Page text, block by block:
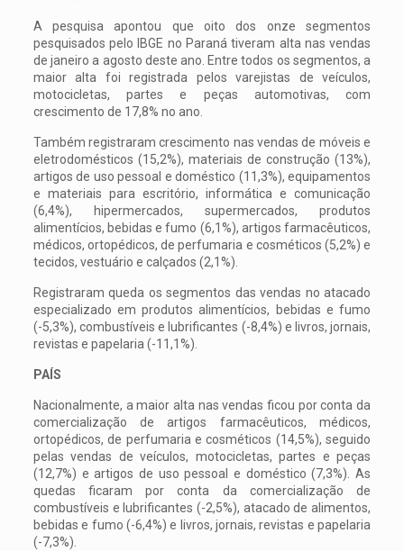
A pesquisa apontou que oito dos onze segmentos
pesquisados pelo IBGE no Paraná tiveram alta nas vendas
de janeiro a agosto deste ano. Entre todos os segmentos, a
maior alta foi registrada pelos varejistas de veículos,
motocicletas, partes e peças automotivas, com
crescimento de 17,8% no ano.
Também registraram crescimento nas vendas de móveis e
eletrodomésticos (15,2%), materiais de construção (13%),
artigos de uso pessoal e doméstico (11,3%), equipamentos
e materiais para escritório, informática e comunicação
(6,4%), hipermercados, supermercados, produtos
alimentícios, bebidas e fumo (6,1%), artigos farmacêuticos,
médicos, ortopédicos, de perfumaria e cosméticos (5,2%) e
tecidos, vestuário e calçados (2,1%).
Registraram queda os segmentos das vendas no atacado
especializado em produtos alimentícios, bebidas e fumo
(-5,3%), combustíveis e lubrificantes (-8,4%) e livros, jornais,
revistas e papelaria (-11,1%).
PAÍS
Nacionalmente, a maior alta nas vendas ficou por conta da
comercialização de artigos farmacêuticos, médicos,
ortopédicos, de perfumaria e cosméticos (14,5%), seguido
pelas vendas de veículos, motocicletas, partes e peças
(12,7%) e artigos de uso pessoal e doméstico (7,3%). As
quedas ficaram por conta da comercialização de
combustíveis e lubrificantes (-2,5%), atacado de alimentos,
bebidas e fumo (-6,4%) e livros, jornais, revistas e papelaria
(-7,3%).